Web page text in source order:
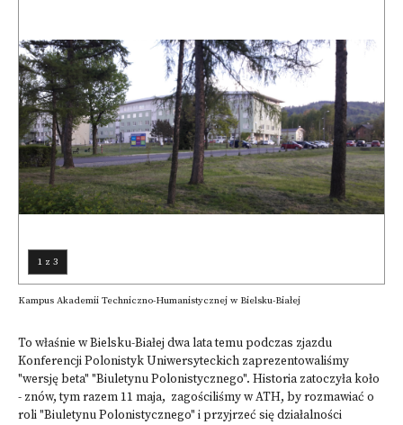
1 z 3
Kampus Akademii Techniczno-Humanistycznej w Bielsku-Białej
To właśnie w Bielsku-Białej dwa lata temu podczas zjazdu
Konferencji Polonistyk Uniwersyteckich zaprezentowaliśmy
"wersję beta" "Biuletynu Polonistycznego". Historia zatoczyła koło
- znów, tym razem 11 maja, zagościliśmy w ATH, by rozmawiać o
roli "Biuletynu Polonistycznego" i przyjrzeć się działalności